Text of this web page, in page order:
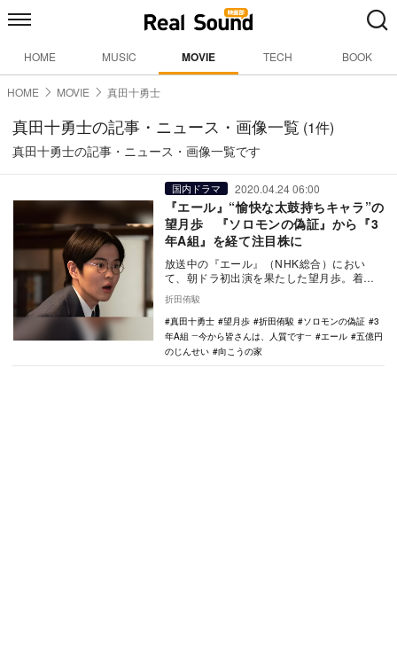
HOME MUSIC MOVIE TECH BOOK
HOME MOVIE 真田十勇士
真田十勇士の記事・ニュース・画像一覧 (1件)
真田十勇士の記事・ニュース・画像一覧です
国内ドラマ 2020.04.24 06:00
『エール』“愉快な太鼓持ちキャラ”の
望月歩 『ソロモンの偽証』から『3
年A組』を経て注目株に
放送中の『エール』（NHK総合）におい
て、朝ドラ初出演を果たした望月歩。着実
だが、本作がさ…
折田侑駿
真田十勇士
望月歩 折田侑駿 ソロモンの偽証
3
年A組 ―今から皆さんは、人質です―
エール
五億円
のじんせい
向こうの家